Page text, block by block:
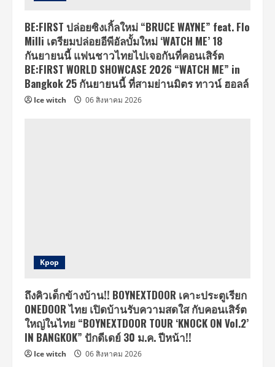
BE:FIRST ปล่อยซิงเกิ้ลใหม่ “BRUCE WAYNE” feat. Flo
Milli เตรียมปล่อยอีพีอัลบั้มใหม่ ‘WATCH ME’ 18
กันยายนนี้ แฟนชาวไทยไปเจอกันที่คอนเสิร์ต
BE:FIRST WORLD SHOWCASE 2026 “WATCH ME” in
Bangkok 25 กันยายนนี้ ที่สามย่านมิตร ทาวน์ ฮอลล์
Ice witch 06 สิงหาคม 2026
Kpop
ถึงคิวเด็กข้างบ้าน!! BOYNEXTDOOR เคาะประตูเรียก
ONEDOOR ไทย เปิดบ้านรับความสดใส กับคอนเสิร์ต
ใหญ่ในไทย “BOYNEXTDOOR TOUR ‘KNOCK ON Vol.2’
IN BANGKOK” ปักดีเดย์ 30 ม.ค. ปีหน้า!!
Ice witch 06 สิงหาคม 2026